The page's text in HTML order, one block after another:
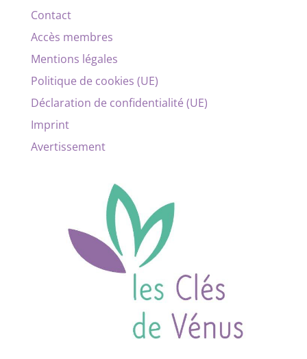
Contact
Accès membres
Mentions légales
Politique de cookies (UE)
Déclaration de confidentialité (UE)
Imprint
Avertissement